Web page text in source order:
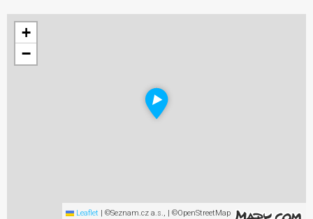
+
−
Leaflet | ©Seznam.cz a.s., | ©OpenStreetMap